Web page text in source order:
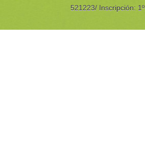
521223/ Inscripción: 1º